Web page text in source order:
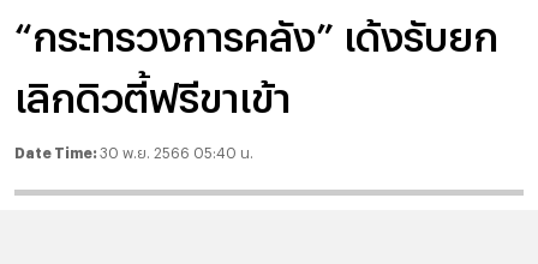
“กระทรวงการคลัง” เด้งรับยก
เลิกดิวตี้ฟรีขาเข้า
Date Time: 30 พ.ย. 2566 05:40 น.